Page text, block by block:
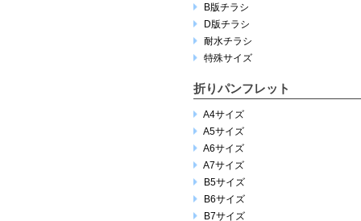
B版チラシ
D版チラシ
耐水チラシ
特殊サイズ
折りパンフレット
A4サイズ
A5サイズ
A6サイズ
A7サイズ
B5サイズ
B6サイズ
B7サイズ